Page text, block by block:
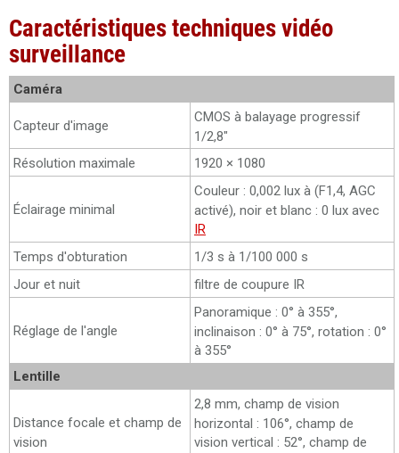
Caractéristiques techniques vidéo
surveillance
Caméra
Capteur d'image
CMOS à balayage progressif
1/2,8"
Résolution maximale
1920 × 1080
Éclairage minimal
Couleur : 0,002 lux à (F1,4, AGC
activé), noir et blanc : 0 lux avec
IR
Temps d'obturation
1/3 s à 1/100 000 s
Jour et nuit
filtre de coupure IR
Réglage de l'angle
Panoramique : 0° à 355°,
inclinaison : 0° à 75°, rotation : 0°
à 355°
Lentille
Distance focale et champ de
vision
2,8 mm, champ de vision
horizontal : 106°, champ de
vision vertical : 52°, champ de